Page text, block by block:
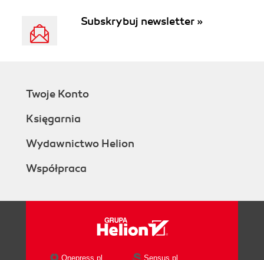
Subskrybuj newsletter »
Twoje Konto
Księgarnia
Wydawnictwo Helion
Współpraca
Onepress.pl Sensus.pl